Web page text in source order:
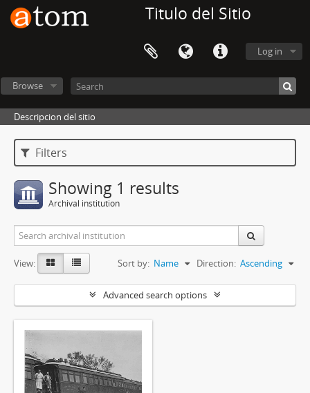
Titulo del Sitio
Log in
Browse
Descripcion del sitio
Filters
Showing 1 results
Archival institution
View: Sort by: Name Direction: Ascending
Advanced search options